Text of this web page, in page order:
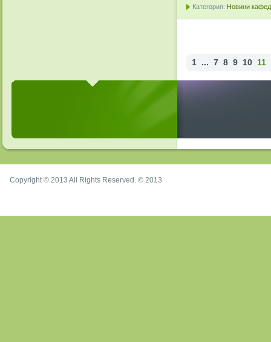
Категория: Новини
1 ... 7 8 9 10 11
Copyright © 2013 All Rights Reserved. © 2013